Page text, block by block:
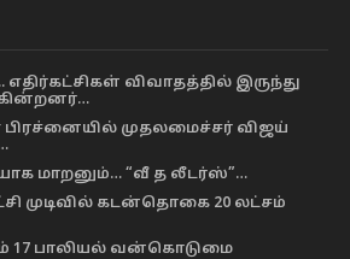
விவாதத்தில் இருந்து
முதலமைச்சர் விஜய்
மாறனும்… “வீ த லீடர்ஸ்”…
முடிவில் கடன்தொகை 20 லட்சம்
17 பாலியல் வன்கொடுமை